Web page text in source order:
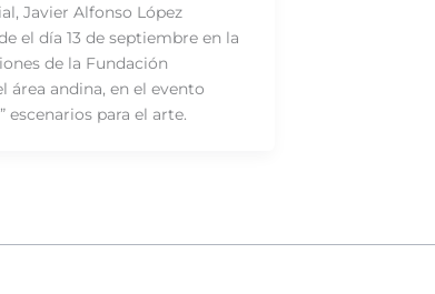
Javier Alfonso López
el día 13 de septiembre en la
de la Fundación
área andina, en el evento
escenarios para el arte.